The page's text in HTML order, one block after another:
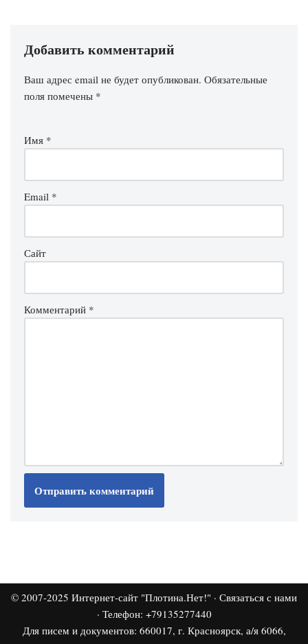
Добавить комментарий
Ваш адрес email не будет опубликован. Обязательные
поля помечены *
Имя *
Email *
Сайт
Комментарий *
© 2007-2025 Интернет-сайт "Плотина.Нет!" · Связаться с нами
· Телефон: +79135277440
Для писем и документов: 660017, г. Красноярск, а/я 6066,